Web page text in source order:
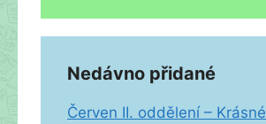
Nedávno přidané
Červen II. oddělení – Krásné